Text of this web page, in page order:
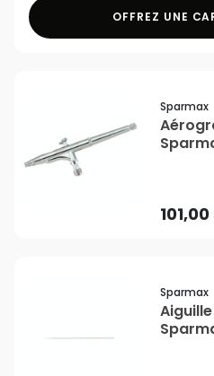
OFFREZ UNE
Sparmax
Sparmax